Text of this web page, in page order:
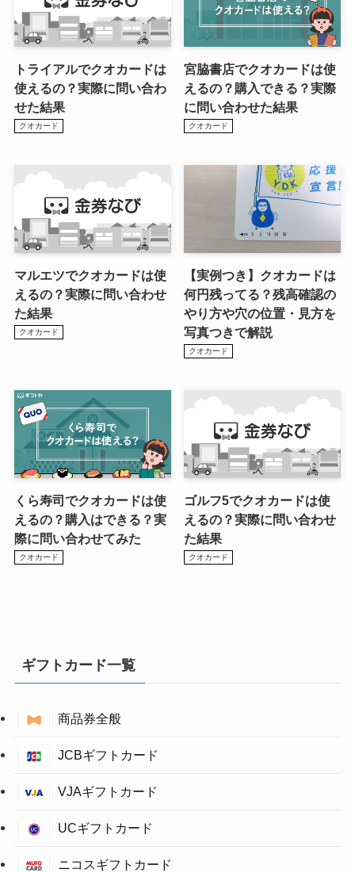
トライアルでクオカードは
使えるの？実際に問い合わ
せた結果
クオカード
宮脇書店でクオカードは使
えるの？購入できる？実際
に問い合わせた結果
クオカード
マルエツでクオカードは使
えるの？実際に問い合わせ
た結果
クオカード
【実例つき】クオカードは
何円残ってる？残高確認の
やり方や穴の位置・見方を
写真つきで解説
クオカード
くら寿司でクオカードは使
えるの？購入はできる？実
際に問い合わせてみた
クオカード
ゴルフ5でクオカードは使
えるの？実際に問い合わせ
た結果
クオカード
ギフトカード一覧
商品券全般
JCBギフトカード
VJAギフトカード
UCギフトカード
ニコスギフトカード